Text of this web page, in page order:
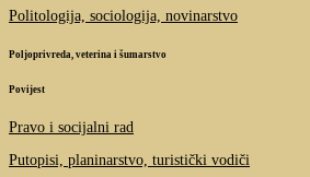
Politologija, sociologija, novinarstvo
Poljoprivreda, veterina i šumarstvo
Povijest
Pravo i socijalni rad
Putopisi, planinarstvo, turistički vodiči